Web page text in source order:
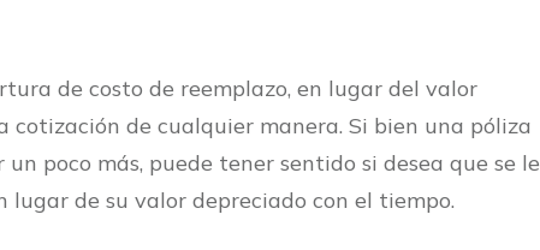
de costo de reemplazo, en lugar del valor
de cualquier manera. Si bien una póliza
poco más, puede tener sentido si desea que se le
lugar de su valor depreciado con el tiempo.